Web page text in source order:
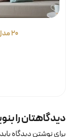
۲۰ مدل آباژور فانتزی رومیزی و ایستاده
دیدگاهتان را
برای نوشتن دیدگاه باید